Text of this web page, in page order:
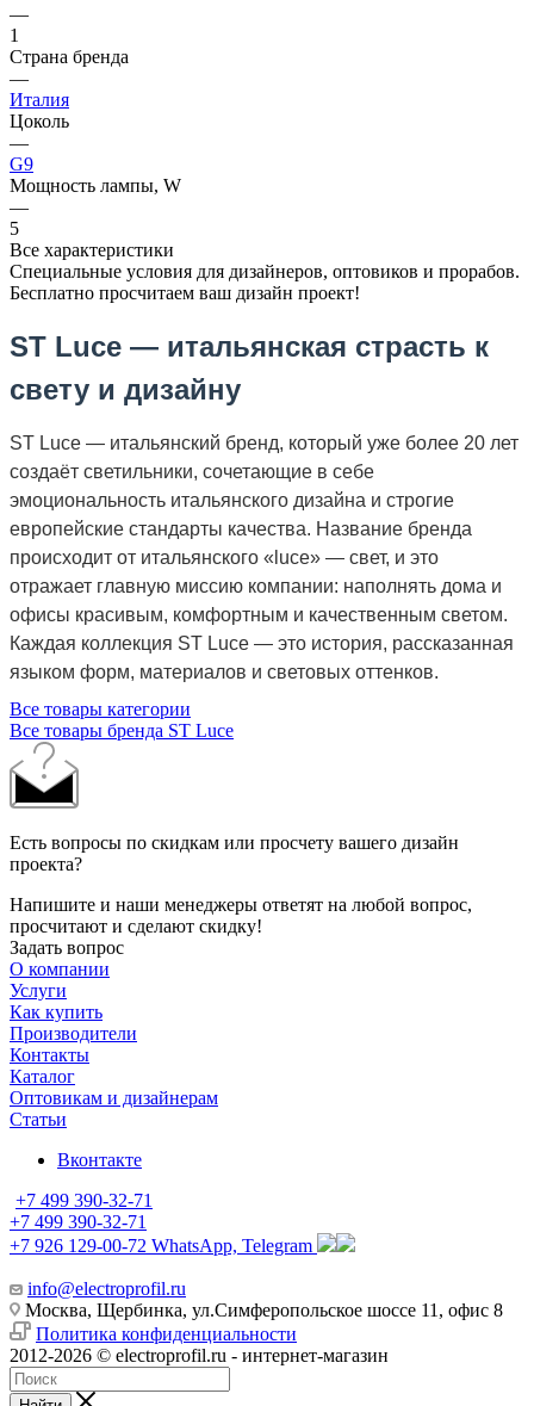
—
1
Страна бренда
—
Италия
Цоколь
—
G9
Мощность лампы, W
—
5
Все характеристики
Специальные условия для дизайнеров, оптовиков и прорабов.
Бесплатно просчитаем ваш дизайн проект!
ST Luce — итальянская страсть к
свету и дизайну
ST Luce — итальянский бренд, который уже более 20 лет
создаёт светильники, сочетающие в себе
эмоциональность итальянского дизайна и строгие
европейские стандарты качества. Название бренда
происходит от итальянского «luce» — свет, и это
отражает главную миссию компании: наполнять дома и
офисы красивым, комфортным и качественным светом.
Каждая коллекция ST Luce — это история, рассказанная
языком форм, материалов и световых оттенков.
Все товары категории
Все товары бренда ST Luce
Есть вопросы по скидкам или просчету вашего дизайн
проекта?
Напишите и наши менеджеры ответят на любой вопрос,
просчитают и сделают скидку!
Задать вопрос
О компании
Услуги
Как купить
Производители
Контакты
Каталог
Оптовикам и дизайнерам
Статьи
Вконтакте
+7 499 390-32-71
+7 499 390-32-71
+7 926 129-00-72 WhatsApp, Telegram
info@electroprofil.ru
Москва, Щербинка, ул.Симферопольское шоссе 11, офис 8
Политика конфиденциальности
2012-2026 © electroprofil.ru - интернет-магазин